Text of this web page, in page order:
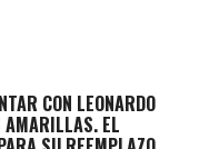
CON LEONARDO
AMARILLAS. EL